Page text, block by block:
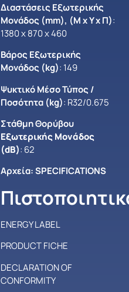
Διαστάσεις Εξωτερικής
Μονάδος (mm), (Μ x Y x Π):
1380 x 870 x 460
Βάρος Εξωτερικής
Μονάδος (kg): 149
Ψυκτικό Μέσο Τύπος /
Ποσότητα (kg): R32/0.675
Στάθμη Θορύβου
Εξωτερικής Μονάδος
(dB): 62
Αρχεία:SPECIFICATIONS
ENERGY LABEL
PRODUCT FICHE
DECLARATION OF
CONFORMITY